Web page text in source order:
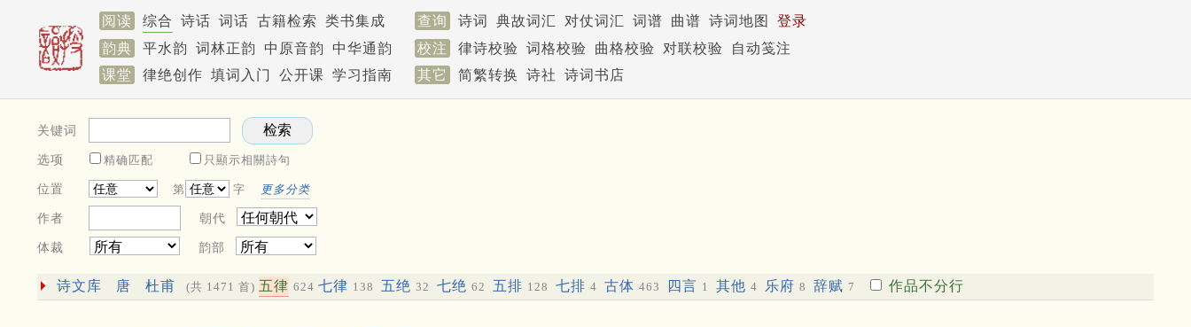
阅读 综合 诗话 词话 古籍检索 类书集成 查询 诗词 典故词汇 对仗词汇 词谱 曲谱 诗词地图
登录
韵典
平水韵 词林正韵 中原音韵 中华通韵 校注 律诗校验 词格校验 曲格校验 对联校验
自动笺注
课堂
律绝创作 填词入门 公开课 学习指南 其它 简繁转换 诗社 诗词书店
关键词
选项 精确匹配 只顯示相關詩句
位置 第 字 更多分类
作者 朝代
体裁 韵部
诗文库 唐 杜甫 (共 1471 首) 五律 624 七律 138 五绝 32 七绝 62 五排 128 七排 4 古体 463 四言 1 其他 4 乐府 8 辞赋 7 作品不分行